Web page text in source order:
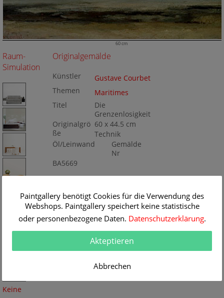
60 cm
Raum-
Simulation
Keine
Originalgemälde
Künstler
Gustave Courbet
Themen
Maritimes
Titel
Die
Grenzenlosigkeit
Originalgrö
ße
60 x 44.5 cm
Technik
Öl/Leinwand
Gemälde
Nr
BA5669
Paintgallery benötigt Cookies für die Verwendung des
Webshops. Paintgallery speichert keine statistische
oder personenbezogene Daten. Datenschutzerklärung.
Akteptieren
Abbrechen